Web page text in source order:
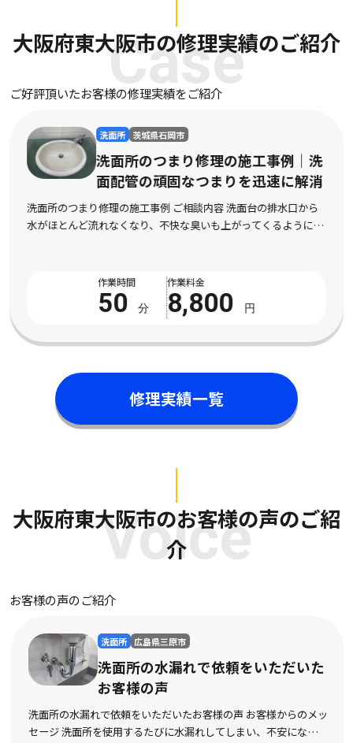
Case
大阪府東大阪市の修理実績のご紹介
ご好評頂いたお客様の修理実績をご紹介
洗面所 茨城県石岡市
洗面所のつまり修理の施工事例｜洗
面配管の頑固なつまりを迅速に解消
洗面所のつまり修理の施工事例 ご相談内容 洗面台の排水口から
水がほとんど流れなくなり、不快な臭いも上がってくるようにな
作業時間
50 分
作業料金
8,800 円
修理実績一覧
Voice
大阪府東大阪市のお客様の声のご紹
介
お客様の声のご紹介
洗面所 広島県三原市
洗面所の水漏れで依頼をいただいた
お客様の声
洗面所の水漏れで依頼をいただいたお客様の声 お客様からのメッ
セージ 洗面所を使用するたびに水漏れしてしまい、不安になって